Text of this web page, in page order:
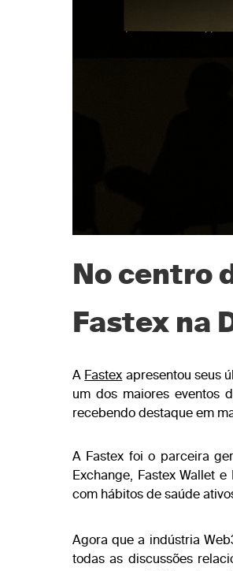
No centro
Fastex na
A Fastex apresentou seus
um dos maiores eventos
recebendo destaque em
A Fastex foi o parceira
Exchange, Fastex Wallet
com hábitos de saúde
Agora que a indústria
todas as discussões